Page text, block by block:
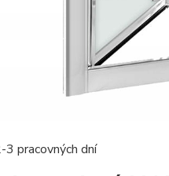
pracovných dní